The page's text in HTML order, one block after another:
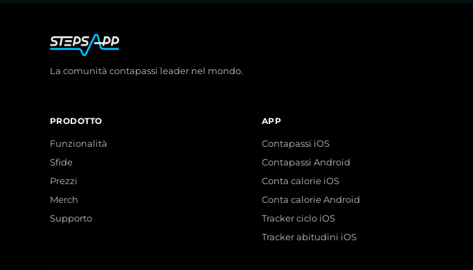
La comunità contapassi leader nel mondo.
PRODOTTO
Funzionalità
Sfide
Prezzi
Merch
Supporto
APP
Contapassi iOS
Contapassi Android
Conta calorie iOS
Conta calorie Android
Tracker ciclo iOS
Tracker abitudini iOS